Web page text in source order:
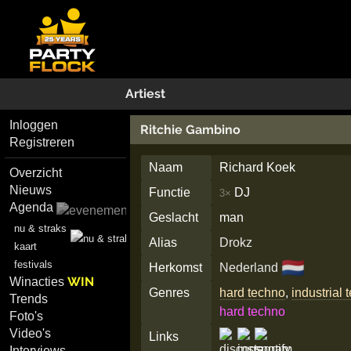
Artiest
Inloggen
Registreren
Overzicht
Nieuws
Agenda
nu & straks
kaart
festivals
WinactiesWIN
Trends
Foto's
Video's
Ritchie Gambino
Naam
Richard Koek
Functie
3× DJ
Geslacht
man
Alias
Drokz
Herkomst
Nederland 🇳🇱
Genres hard techno, industrial
hard techno
Links